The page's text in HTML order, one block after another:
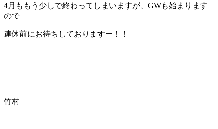
4月ももう少しで終わってしまいますが、GWも始まります
ので
連休前にお待ちしておりますー！！
竹村